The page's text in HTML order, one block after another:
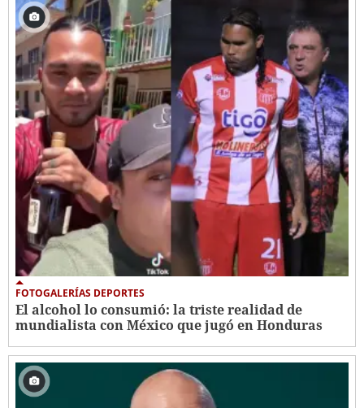
FOTOGALERÍAS DEPORTES
El alcohol lo consumió: la triste realidad de
mundialista con México que jugó en Honduras